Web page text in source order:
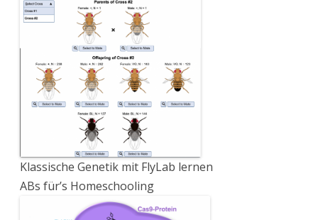
Klassische Genetik mit FlyLab lernen
ABs für’s Homeschooling